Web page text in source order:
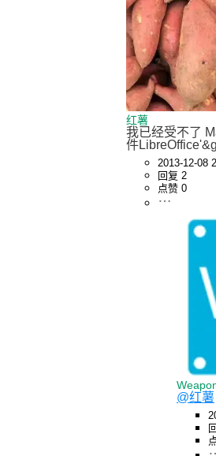
红薯
我已经受不了
件
2013-12-08
回复 2
点赞 0
@红薯